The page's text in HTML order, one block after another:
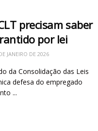
precisam saber
por lei
JANEIRO DE 2026
da Consolidação das Leis
defesa do empregado
...